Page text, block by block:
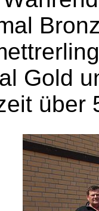
Gold
über